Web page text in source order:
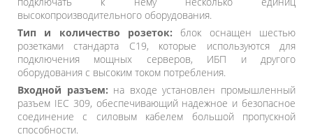
высокопроизводительного оборудования.
Тип и количество розеток: блок оснащен шестью
розетками стандарта C19, которые используются для
подключения мощных серверов, ИБП и другого
оборудования с высоким током потребления.
Входной разъем: на входе установлен промышленный
разъем IEC 309, обеспечивающий надежное и безопасное
соединение с силовым кабелем большой пропускной
способности.